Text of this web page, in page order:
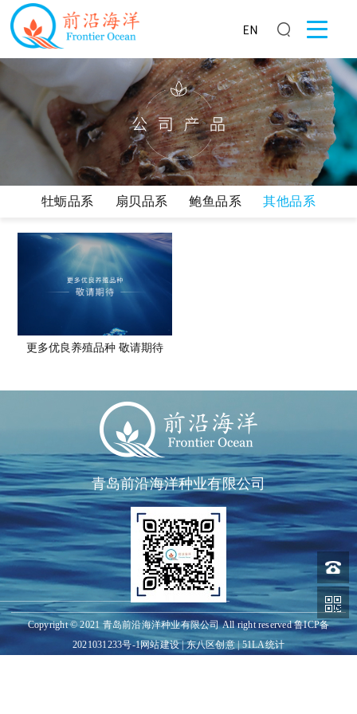
牡蛎品系 扇贝品系 鲍鱼品系 其他品系
更多优良养殖品种 敬请期待
青岛前沿海洋种业有限公司
Copyright © 2021 青岛前沿海洋种业有限公司 All right reserved鲁ICP备
2021031233号-1网站建设|东八区创意| 51LA统计